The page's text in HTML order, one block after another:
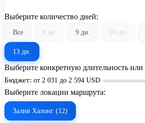
Выберите количество дней:
Все 8 дн. 9 дн. 10 дн.
13 дн.
Выберите конкретную длительность или
Бюджет: от 2 031 до 2 594 USD
Выберите локации маршрута:
Залив Халонг (12)